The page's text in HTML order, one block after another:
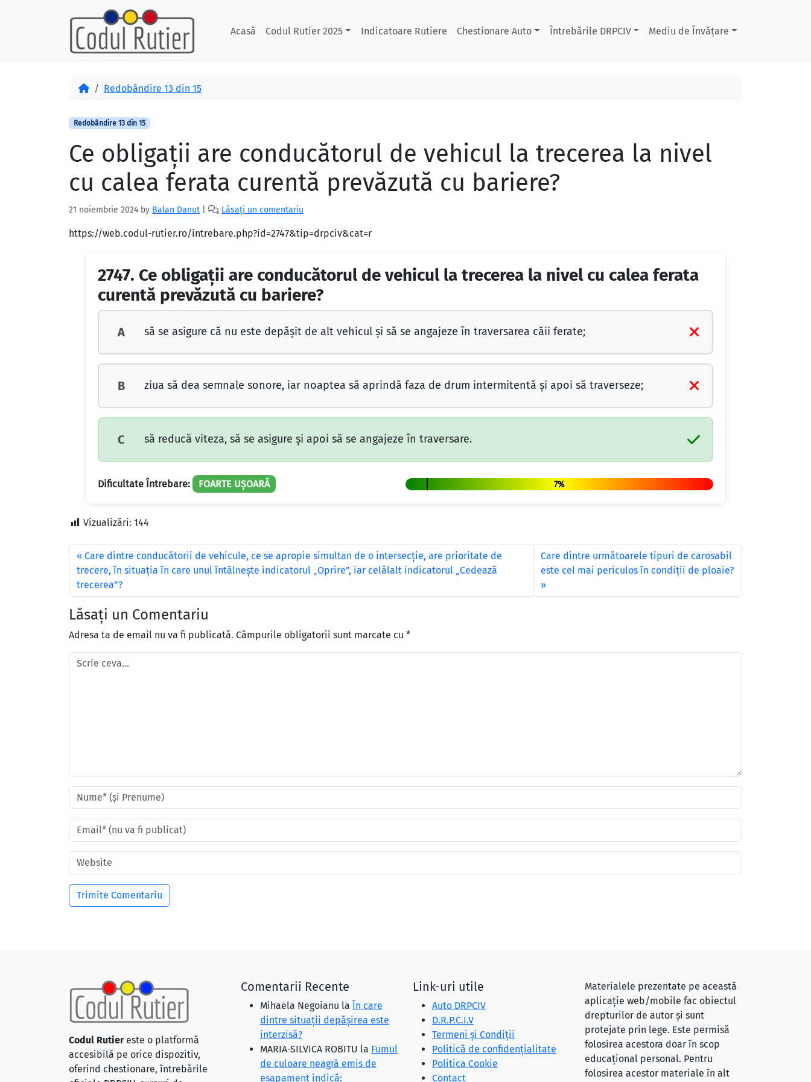
Acasă Codul Rutier 2025 Indicatoare Rutiere Chestionare Auto Întrebările DRPCIV Mediu de Învățare
AcasăRedobândire 13 din 15
Redobândire 13 din 15
Ce obligaţii are conducătorul de vehicul la trecerea la nivel
cu calea ferata curentă prevăzută cu bariere?
21 noiembrie 2024 by Balan Danut Lăsați un comentariu
https://web.codul-rutier.ro/intrebare.php?id=2747&tip=drpciv&cat=r
2747. Ce obligaţii are conducătorul de vehicul la trecerea la nivel cu calea ferata
curentă prevăzută cu bariere?
A să se asigure că nu este depăşit de alt vehicul şi să se angajeze în traversarea căii ferate;
B ziua să dea semnale sonore, iar noaptea să aprindă faza de drum intermitentă şi apoi să traverseze;
C să reducă viteza, să se asigure şi apoi să se angajeze în traversare.
Dificultate Întrebare: FOARTE UȘOARĂ 7%
Vizualizări: 144
Care dintre conducătorii de vehicule, ce se apropie simultan de o intersecție, are prioritate de
trecere, în situația în care unul întâlnește indicatorul „Oprire”, iar celălalt indicatorul „Cedează
trecerea”?
Care dintre următoarele tipuri de carosabil
este cel mai periculos în condiţii de ploaie?
Lăsați un Comentariu
Adresa ta de email nu va fi publicată. Câmpurile obligatorii sunt marcate cu *
Codul Rutiereste o platformă
accesibilă pe orice dispozitiv,
oferind chestionare, întrebările
Comentarii Recente
Mihaela Negoianu la În care
dintre situaţii depăşirea este
interzisă?
MARIA-SILVICA ROBITU la Fumul
de culoare neagră emis de
eşapament indică:
Link-uri utile
Auto DRPCIV
D.R.P.C.I.V
Termeni și Condiții
Politică de confidențialitate
Politica Cookie
Contact
Materialele prezentate pe această
aplicație web/mobile fac obiectul
drepturilor de autor și sunt
protejate prin lege. Este permisă
folosirea acestora doar în scop
educațional personal. Pentru
folosirea acestor materiale în alt